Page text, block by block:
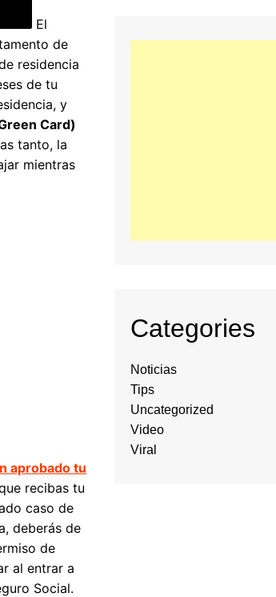
El
de
residencia
de tu
y
Card)
tanto, la
mientras
aprobado tu
recibas tu
caso de
deberás de
de
al entrar a
Social.
Categories
Noticias
Tips
Uncategorized
Video
Viral